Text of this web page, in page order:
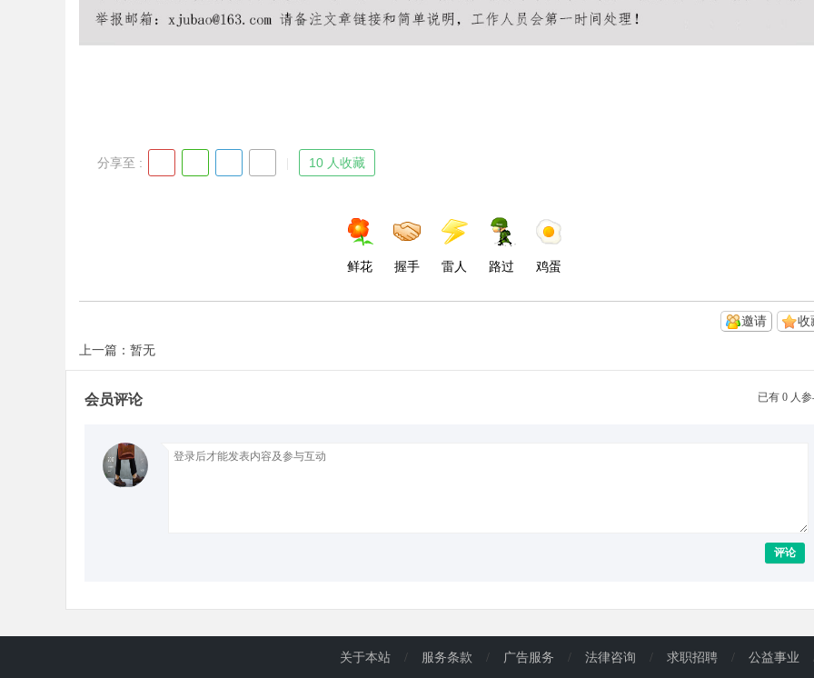
分享至 : 10 人收藏
鲜花 握手 雷人 路过 鸡蛋
收
邀请
上一篇：暂无
已有 0 人
会员评论
评论
关于本站 / 服务条款 / 广告服务 / 法律咨询 / 求职招聘 / 公益事业